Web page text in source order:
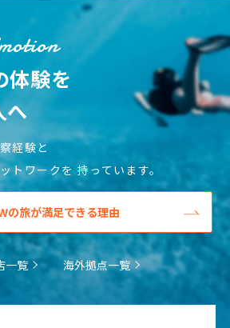
体験を
へ
経験と
トワークを 持っています。
の旅が満足できる理由
一覧 海外拠点一覧